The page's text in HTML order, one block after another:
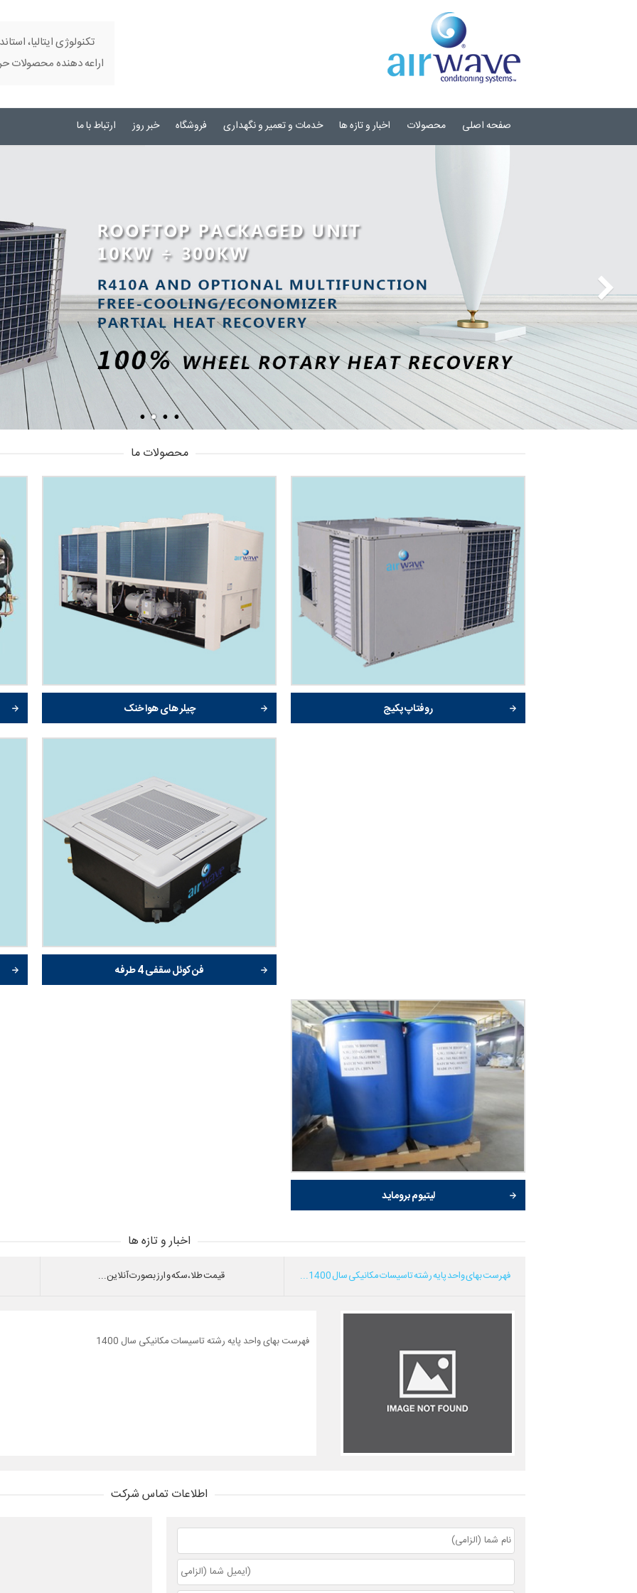
تکنولوژی ایتالیا،
اراعه دهنده محصولات
صفحه اصلی محصولات اخبار و تازه ها خدمات و تعمیر و نگهداری فروشگاه خبر روز ارتباط با ما
محصولات ما
روفتاپ پکیج چیلر های هوا خنک
فن کوئل سقفی 4 طرفه
لیتیوم بروماید
اخبار و تازه ها
فهرست بهای واحد پایه رشته تاسیسات مکانیکی سال 1400... قیمت طلا،سکه و ارز بصورت آنلاین...
فهرست بهای واحد پایه رشته تاسیسات مکانیکی سال 1400
اطلاعات تماس شرکت